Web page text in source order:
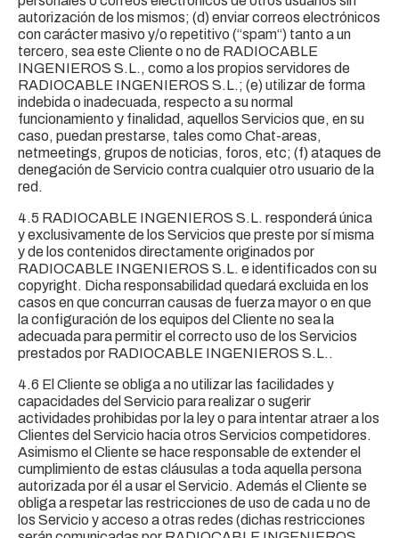
autorización de los mismos; (d) enviar correos electrónicos
con carácter masivo y/o repetitivo (“spam“) tanto a un
tercero, sea este Cliente o no de RADIOCABLE
INGENIEROS S.L., como a los propios servidores de
RADIOCABLE INGENIEROS S.L.; (e) utilizar de forma
indebida o inadecuada, respecto a su normal
funcionamiento y finalidad, aquellos Servicios que, en su
caso, puedan prestarse, tales como Chat-areas,
netmeetings, grupos de noticias, foros, etc; (f) ataques de
denegación de Servicio contra cualquier otro usuario de la
red.
4.5 RADIOCABLE INGENIEROS S.L. responderá única
y exclusivamente de los Servicios que preste por sí misma
y de los contenidos directamente originados por
RADIOCABLE INGENIEROS S.L. e identificados con su
copyright. Dicha responsabilidad quedará excluida en los
casos en que concurran causas de fuerza mayor o en que
la configuración de los equipos del Cliente no sea la
adecuada para permitir el correcto uso de los Servicios
prestados por RADIOCABLE INGENIEROS S.L..
4.6 El Cliente se obliga a no utilizar las facilidades y
capacidades del Servicio para realizar o sugerir
actividades prohibidas por la ley o para intentar atraer a los
Clientes del Servicio hacia otros Servicios competidores.
Asimismo el Cliente se hace responsable de extender el
cumplimiento de estas cláusulas a toda aquella persona
autorizada por él a usar el Servicio. Además el Cliente se
obliga a respetar las restricciones de uso de cada u no de
los Servicio y acceso a otras redes (dichas restricciones